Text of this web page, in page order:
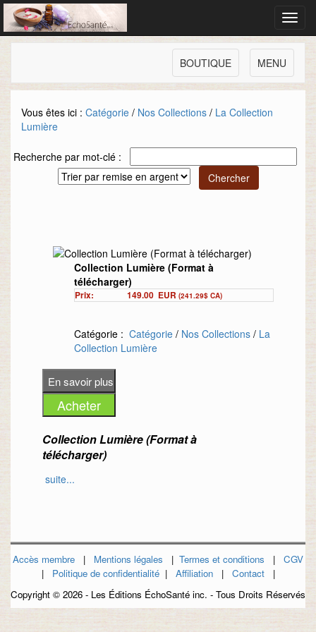
MENU
BOUTIQUE
Vous êtes ici : Catégorie / Nos Collections / La Collection
Lumière
Recherche par mot-clé :
Collection Lumière (Format à
télécharger)
Prix: 149.00 EUR (241.29$ CA)
Catégorie : Catégorie / Nos Collections / La
Collection Lumière
Collection Lumière(Format à
télécharger)
La «Collection Lumière
bénéficier au maximum des avantages de
cette combinaison !
De plus, cette
collection regroupe
exclusivités à succès: les pistes audio du
CHANT LUMIÈRE » et le livre «
MANUEL
suite...
Accès membre | Mentions légales | Termes et conditions | CGV
| Politique de confidentialité| Affiliation| Contact|
Copyright © 2026 - Les Éditions ÉchoSanté inc. - Tous Droits Réservés